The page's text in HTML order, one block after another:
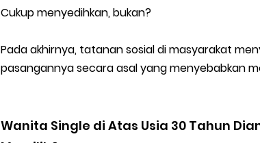
Cukup menyedihkan, bukan?
Pada akhirnya, tatanan sosial di masyarakat
pasangannya secara asal yang menyebabkan
Wanita Single di Atas Usia 30 Tahun